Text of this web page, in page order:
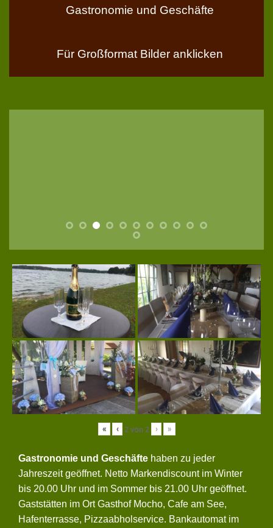
Gastronomie und Geschäfte
Für Großformat Bilder anklicken
« ‹ 2von 2 › »
Gastronomie und Geschäfte haben zu jeder
Jahreszeit geöffnet. Netto Markendiscount im Winter
bis 20.00 Uhr und im Sommer bis 21.00 Uhr geöffnet.
Gaststätten im Ort Gasthof Mocho, Cafe am See,
Hafenterrasse, Pizzaabholservice. Bankautomat im